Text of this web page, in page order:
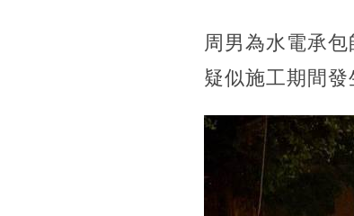
周男為水電承
疑似施工期間發